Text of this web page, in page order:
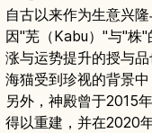
自古以来作为生意兴
因"芜（Kabu）"与"株
涨与运势提升的授与品
海猫受到珍视的背景
另外，神殿曾于2015
得以重建，并在2020